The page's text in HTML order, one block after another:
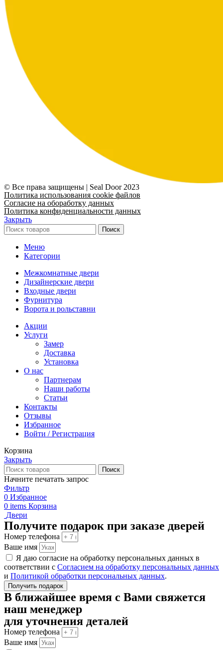
© Все права защищены | Seal Door 2023
Политика использования cookie файлов
Согласие на обоработку данных
Политика конфиденциальности данных
Закрыть
Поиск
Меню
Категории
Межкомнатные двери
Дизайнерские двери
Входные двери
Фурнитура
Ворота и рольставни
Акции
Услуги
Замер
Доставка
Установка
О нас
Партнерам
Наши работы
Статьи
Контакты
Отзывы
Избранное
Войти / Регистрация
Корзина
Закрыть
Поиск
Начните печатать запрос
Фильтр
0 Избранное
0 items Корзина
Двери
Получите подарок при заказе дверей
Номер телефона
Ваше имя
Я даю согласие на обработку персональных данных в
соответствии с Согласием на обработку персональных данных
и Политикой обработки персональных данных.
Получить подарок
В ближайшее время с Вами свяжется
наш менеджер
для уточнения деталей
Номер телефона
Ваше имя